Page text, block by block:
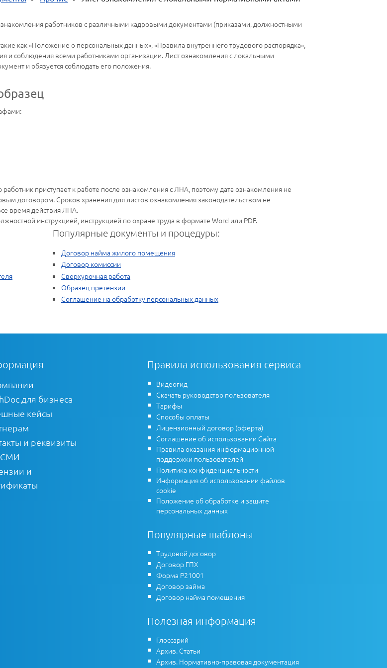
работников с различными кадровыми документами (приказами, должностными
как «Положение о персональных данных», «Правила внутреннего трудового распорядка»,
и соблюдения всеми работниками организации. Лист ознакомления с локальными
и обязуется соблюдать его положения.
приступает к работе после ознакомления с ЛНА, поэтому дата ознакомления не
договором. Сроков хранения для листов ознакомления законодательством не
время действия ЛНА.
инструкцией, инструкцией по охране труда в формате Word или PDF.
Популярные документы и процедуры:
Договор найма жилого помещения
Договор комиссии
Сверхурочная работа
Образец претензии
Соглашение на обработку персональных данных
для бизнеса
кейсы
и реквизиты
СМИ
и
Правила использования сервиса
Видеогид
Скачать руководство пользователя
Тарифы
Способы оплаты
Лицензионный договор (оферта)
Соглашение об использовании Сайта
Правила оказания информационной
поддержки пользователей
Политика конфиденциальности
Информация об использовании файлов
cookie
Положение об обработке и защите
персональных данных
Популярные шаблоны
Трудовой договор
Договор ГПХ
Форма Р21001
Договор займа
Договор найма помещения
Полезная информация
Глоссарий
Архив. Статьи
Архив. Нормативно-правовая документация